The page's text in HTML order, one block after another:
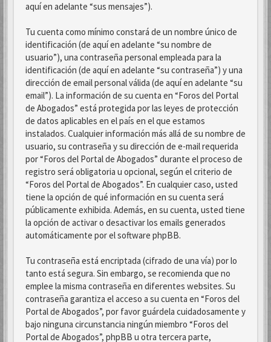
aquí en adelante “sus mensajes”).
Tu cuenta como mínimo constará de un nombre único de
identificación (de aquí en adelante “su nombre de
usuario”), una contraseña personal empleada para la
identificación (de aquí en adelante “su contraseña”) y una
dirección de email personal válida (de aquí en adelante “su
email”). La información de su cuenta en “Foros del Portal
de Abogados” está protegida por las leyes de protección
de datos aplicables en el país en el que estamos
instalados. Cualquier información más allá de su nombre de
usuario, su contraseña y su dirección de e-mail requerida
por “Foros del Portal de Abogados” durante el proceso de
registro será obligatoria u opcional, según el criterio de
“Foros del Portal de Abogados”. En cualquier caso, usted
tiene la opción de qué información en su cuenta será
públicamente exhibida. Además, en su cuenta, usted tiene
la opción de activar o desactivar los emails generados
automáticamente por el software phpBB.
Tu contraseña está encriptada (cifrado de una vía) por lo
tanto está segura. Sin embargo, se recomienda que no
emplee la misma contraseña en diferentes websites. Su
contraseña garantiza el acceso a su cuenta en “Foros del
Portal de Abogados”, por favor guárdela cuidadosamente y
bajo ninguna circunstancia ningún miembro “Foros del
Portal de Abogados”, phpBB u otra tercera parte,